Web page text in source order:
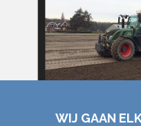
WIJ GAAN